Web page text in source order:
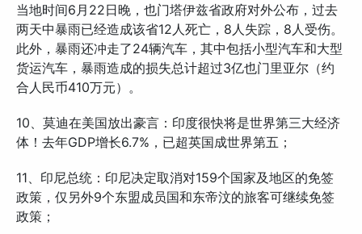
当地时间6月22日晚，也门塔伊兹省政府对外公布，过去
两天中暴雨已经造成该省12人死亡，8人失踪，8人受伤。
此外，暴雨还冲走了24辆汽车，其中包括小型汽车和大型
货运汽车，暴雨造成的损失总计超过3亿也门里亚尔（约
合人民币410万元）。
10、莫迪在美国放出豪言：印度很快将是世界第三大经济
体！去年GDP增长6.7%，已超英国成世界第五；
11、印尼总统：印尼决定取消对159个国家及地区的免签
政策，仅另外9个东盟成员国和东帝汶的旅客可继续免签
政策；